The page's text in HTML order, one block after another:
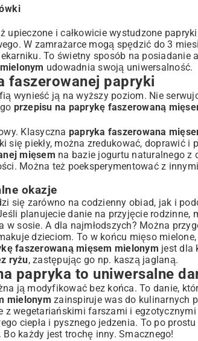
upieczone i całkowicie wystudzone
W zamrażarce mogą spędzić do 3
To świetny sposób na posiadanie
udowadnia swoją uniwersalność.
faszerowanej papryki
wynieść ją na wyższy poziom. Nie
przepisu na paprykę faszerowaną
Klasyczna papryka faszerowana
się piekły, można zredukować, doprawić i
mięsem na bazie jogurtu naturalnego z
Można też poeksperymentować z
okazje
się zarówno na codzienny obiad, jak i
planujeciedanie na przyjęcie rodzinne,
sosie. A dla najmłodszych? Można
dzieciom. To w końcu mięso
faszerowaną mięsem mielonym jest dla
ryżu, zastępując go np. kaszą jaglaną.
papryka to uniwersalne
ją modyfikować bez końca. To danie,
mielonym zainspiruje was do kulinarnych
wegetariańskimi farszami i
ciepła i pysznego jedzenia. To po
Bo każdy jest trochę inny. Smacznego!